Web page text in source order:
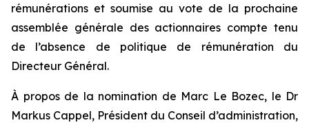
rémunérations et soumise au vote de la prochaine
assemblée générale des actionnaires compte tenu
de l’absence de politique de rémunération du
Directeur Général.
À propos de la nomination de Marc Le Bozec, le Dr
Markus Cappel, Président du Conseil d’administration,